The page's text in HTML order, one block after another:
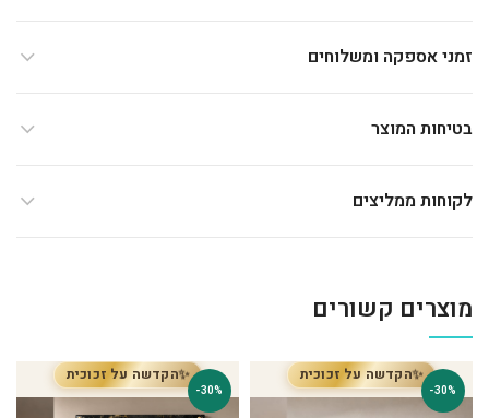
זמני אספקה ומשלוחים
בטיחות המוצר
לקוחות ממליצים
מוצרים קשורים
✨הקדשה על זכוכית
-30%
✨הקדשה על זכוכית
-30%